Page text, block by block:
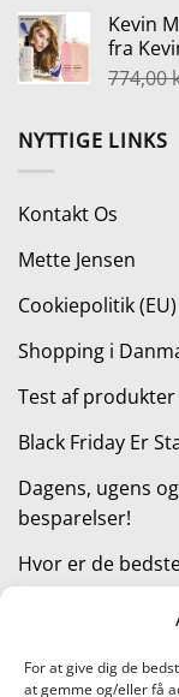
For at give dig de
at gemme og/eller få
Kevin
fra
774,00
NYTTIGE LINKS
Kontakt Os
Mette Jensen
Cookiepolitik (EU)
Shopping i
Test af produkter
Black Friday Er
Dagens, ugens
besparelser!
Hvor er de